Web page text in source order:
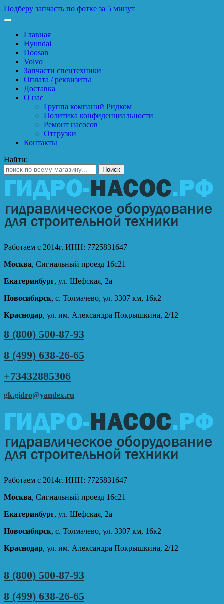
Подберу запчасть по фотке за 5 минут
Главная
Hyundai
Doosan
Volvo
Запчасти спецтехники
Оплата / реквизиты
Доставка
О нас
Группа компаний Ридком
Политика конфиденциальности
Ремонт насосов
Отгрузки
Контакты
Найти:
Работаем с 2014г. ИНН: 7725831647
Москва, Сигнальный проезд 16с21
Екатеринбург, ул. Шефская, 2а
Новосибирск, с. Толмачево, ул. 3307 км, 16к2
Краснодар, ул. им. Александра Покрышкина, 2/12
8 (800) 500-87-93
8 (499) 638-26-65
+73432885306
gk.gidro@yandex.ru
Работаем с 2014г. ИНН: 7725831647
Москва, Сигнальный проезд 16с21
Екатеринбург, ул. Шефская, 2а
Новосибирск, с. Толмачево, ул. 3307 км, 16к2
Краснодар, ул. им. Александра Покрышкина, 2/12
8 (800) 500-87-93
8 (499) 638-26-65